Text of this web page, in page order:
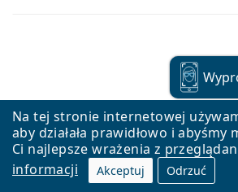
Na tej stronie internetowej
aby działała prawidłowo i
Ci najlepsze wrażenia z
informacji
Akceptuj Odrzuć